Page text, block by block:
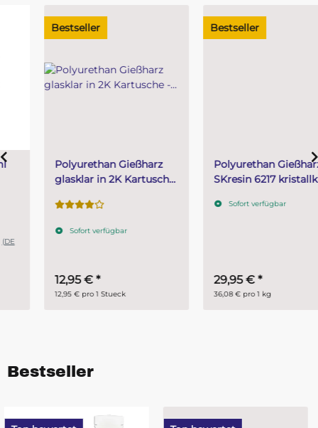
Bestseller
Polyurethan Gießharz
glasklar in 2K Kartusche
Kartusche
Sofort verfügbar
12,95 €*
12,95 € pro 1 Stueck
Bestseller
Polyurethan Gießharz
SKresin 6217 kristallklar
Sofort verfügbar
29,95 €*
36,08 € pro 1 kg
Bestseller